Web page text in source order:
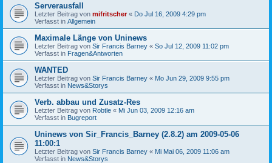
Serverausfall
Letzter Beitrag von mifritscher« Do Jul 16, 2009 4:29 pm
Verfasst in Allgemein
Maximale Länge von Uninews
Letzter Beitrag von Sir Francis Barney « So Jul 12, 2009 11:02 pm
Verfasst in Fragen&Antworten
WANTED
Letzter Beitrag von Sir Francis Barney « Mo Jun 29, 2009 9:55 pm
Verfasst in News&Storys
Verb. abbau und Zusatz-Res
Letzter Beitrag von Robtle « Mi Jun 03, 2009 12:16 am
Verfasst in Bugreport
Uninews von Sir_Francis_Barney (2.8.2) am 2009-05-06
11:00:1
Letzter Beitrag von Sir Francis Barney « Mi Mai 06, 2009 11:06 am
Verfasst in News&Storys